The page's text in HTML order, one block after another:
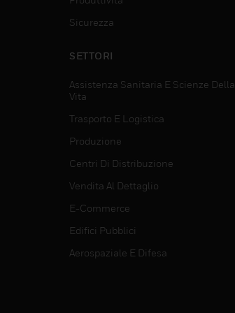
Sicurezza
SETTORI
Assistenza Sanitaria E Scienze Della
Vita
Trasporto E Logistica
Produzione
Centri Di Distribuzione
Vendita Al Dettaglio
E-Commerce
Edifici Pubblici
Aerospaziale E Difesa